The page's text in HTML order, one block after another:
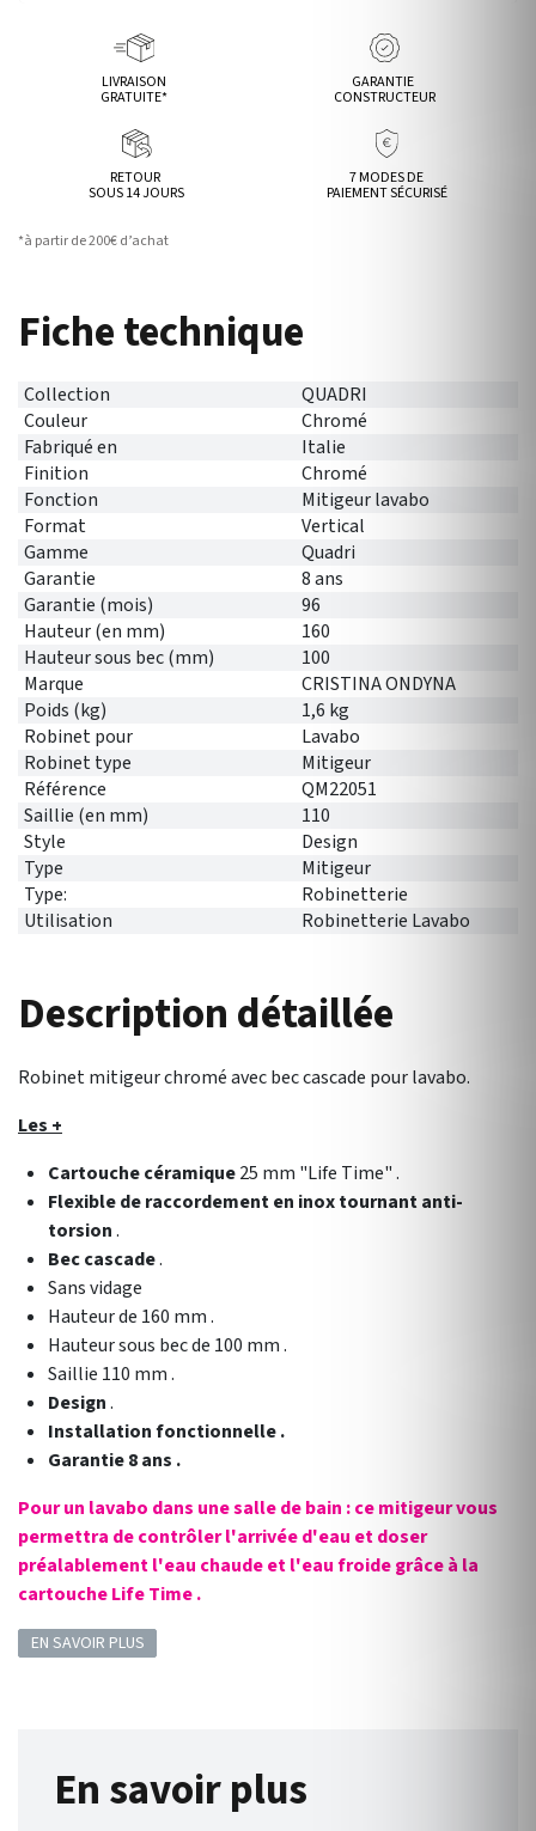
LIVRAISON
GRATUITE*
GARANTIE
CONSTRUCTEUR
RETOUR
SOUS 14 JOURS
7 MODES DE
PAIEMENT SÉCURISÉ
*à partir de 200€ d’achat
Fiche technique
Collection
QUADRI
Couleur
Chromé
Fabriqué en
Italie
Finition
Chromé
Fonction
Mitigeur lavabo
Format
Vertical
Gamme
Quadri
Garantie
8 ans
Garantie (mois)
96
Hauteur (en mm)
160
Hauteur sous bec (mm)
100
Marque
CRISTINA ONDYNA
Poids (kg)
1,6 kg
Robinet pour
Lavabo
Robinet type
Mitigeur
Référence
QM22051
Saillie (en mm)
110
Style
Design
Type
Mitigeur
Type:
Robinetterie
Utilisation
Robinetterie Lavabo
Description détaillée
Robinet mitigeur chromé avec bec cascade pour lavabo.
Les +
Cartouche céramique25 mm "Life Time" .
Flexible de raccordement en inox tournant anti-
torsion.
Bec cascade.
Sans vidage
Hauteur de 160 mm .
Hauteur sous bec de 100 mm .
Saillie 110 mm .
Design.
Installation fonctionnelle .
Garantie 8 ans .
Pour un lavabo dans une salle de bain : ce mitigeur vous
permettra de contrôler l'arrivée d'eau et doser
préalablement l'eau chaude et l'eau froide grâce à la
cartouche Life Time .
EN SAVOIR PLUS
En savoir plus